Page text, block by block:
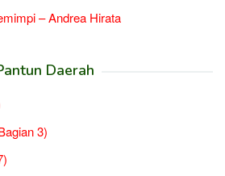
– Andrea Hirata
Daerah
3)